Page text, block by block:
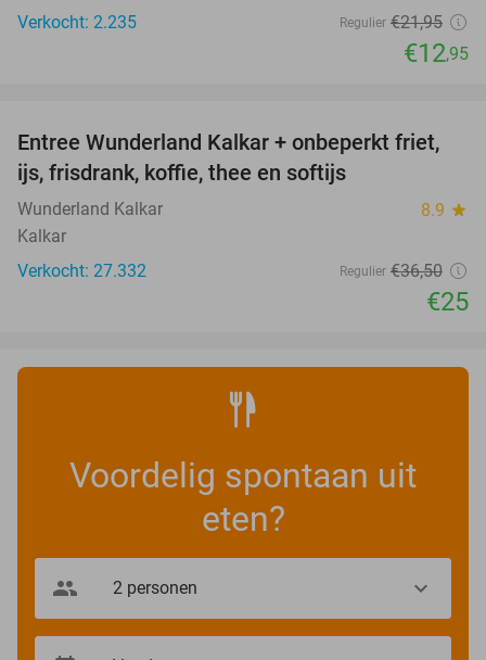
Verkocht: 2.235
Regulier €21,95
€12,95
32%
Entree Wunderland Kalkar + onbeperkt friet,
ijs, frisdrank, koffie, thee en softijs
Wunderland Kalkar 8.9 star
Kalkar
Verkocht: 27.332
Regulier €36,50
€25
Voordelig spontaan uit
eten?